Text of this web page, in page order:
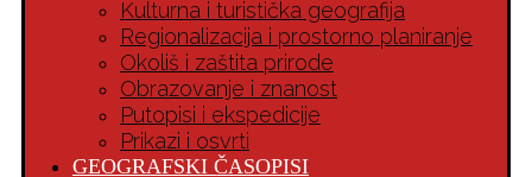
Kulturna i turistička geografija
Regionalizacija i prostorno planiranje
Okoliš i zaštita prirode
Obrazovanje i znanost
Putopisi i ekspedicije
Prikazi i osvrti
GEOGRAFSKI ČASOPISI